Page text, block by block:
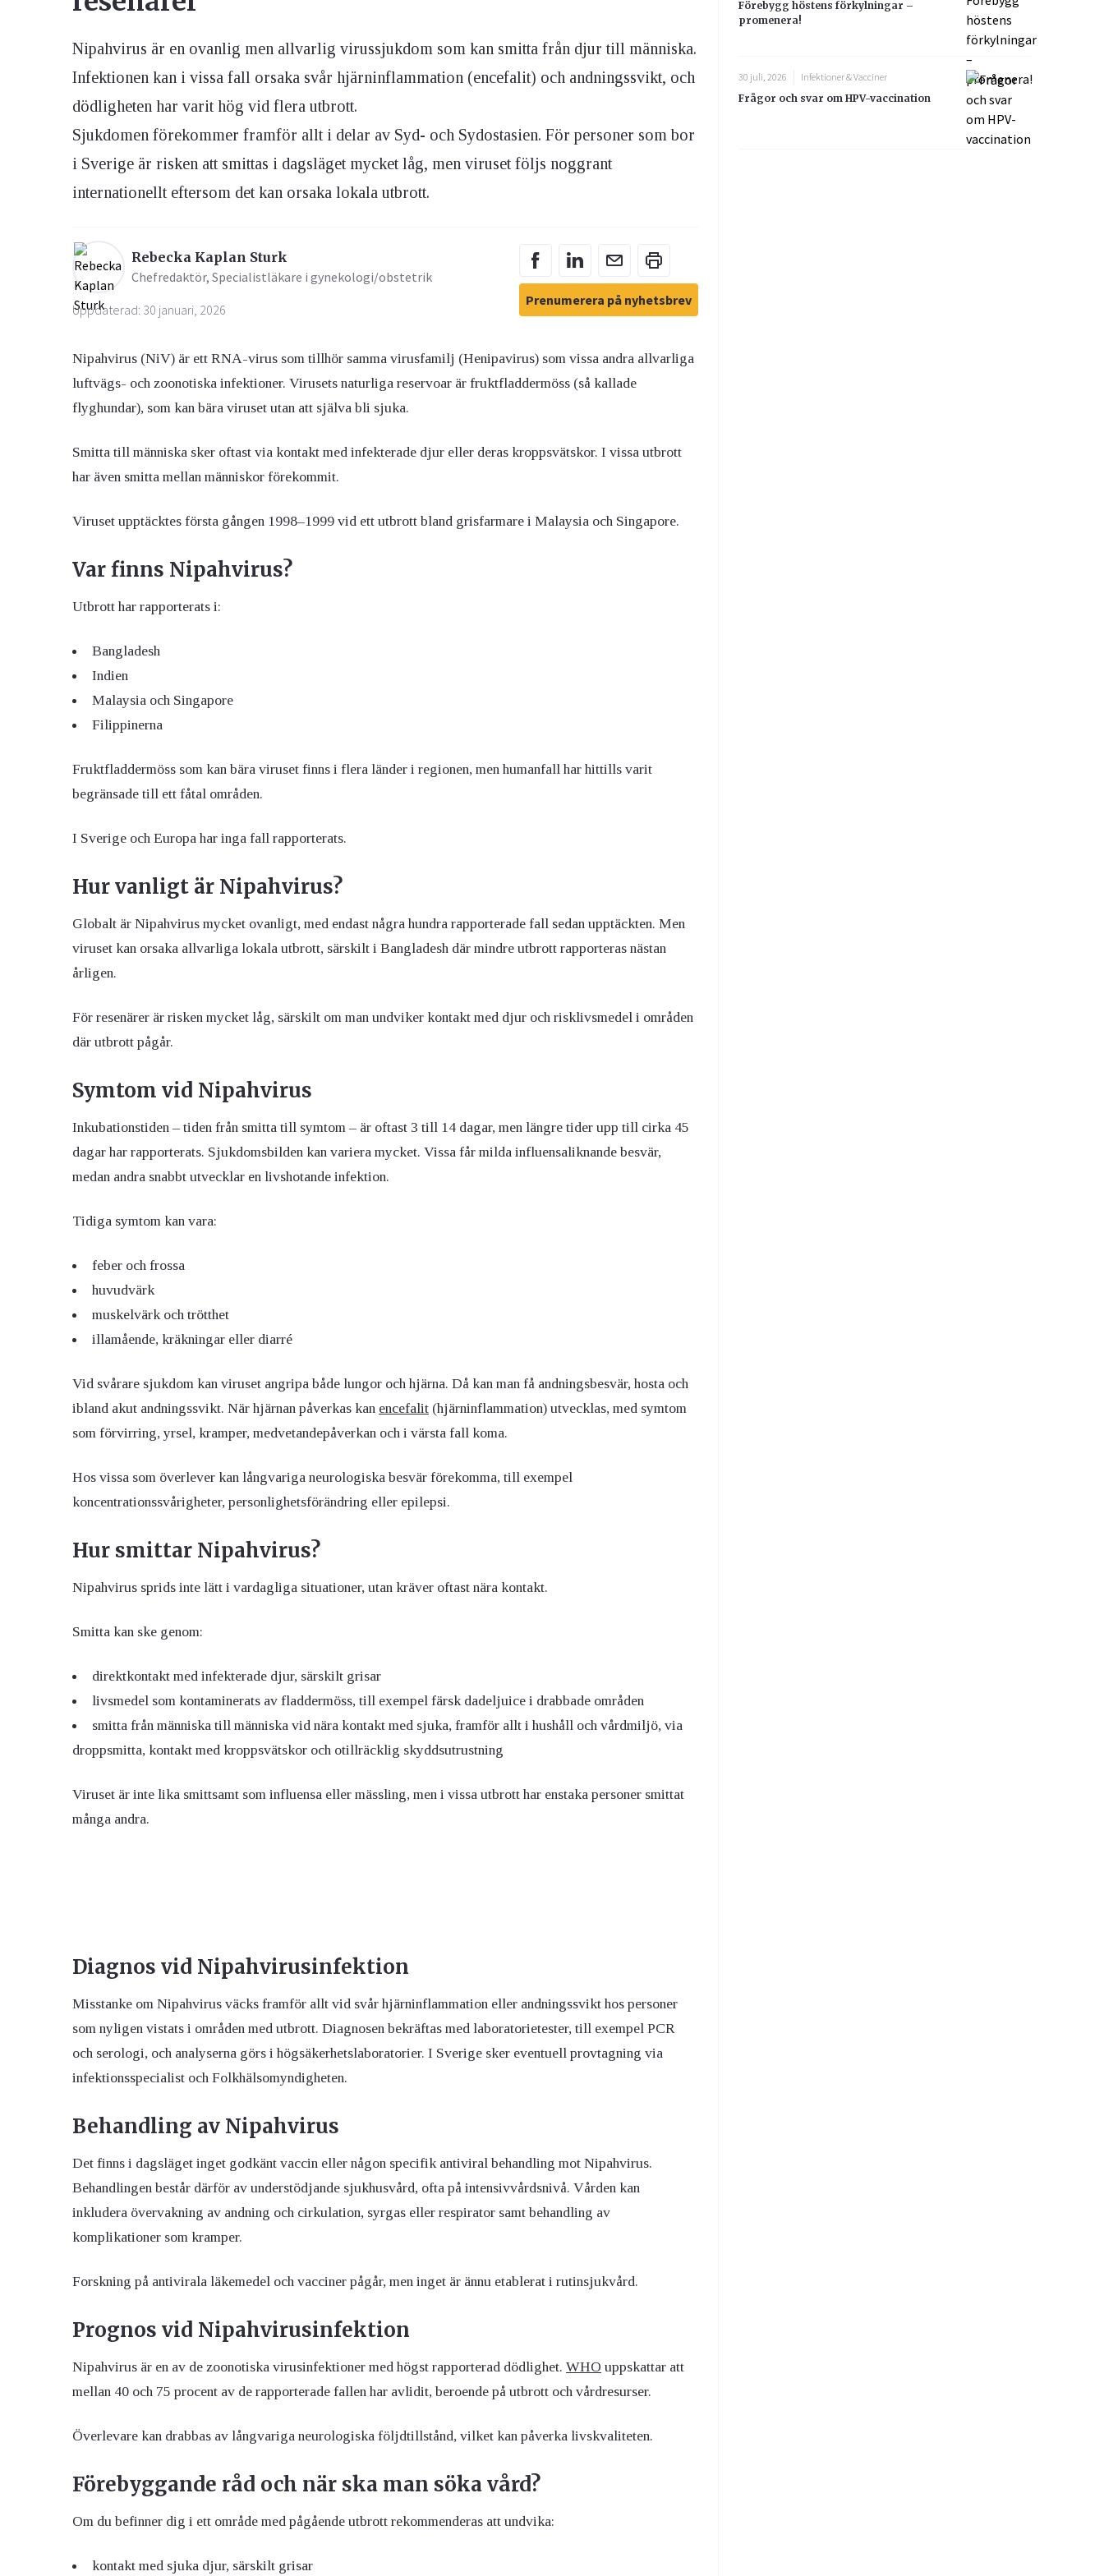
Ögon & Öron
Övervikt
Nipahvirus är en ovanlig men allvarlig virussjukdom som kan smitta från djur till människa.
Infektionen kan i vissa fall orsaka svår hjärninflammation (encefalit) och andningssvikt, och
dödligheten har varit hög vid flera utbrott.
Sjukdomen förekommer framför allt i delar av Syd- och Sydostasien. För personer som bor
i Sverige är risken att smittas i dagsläget mycket låg, men viruset följs noggrant
internationellt eftersom det kan orsaka lokala utbrott.
Rebecka Kaplan Sturk
Chefredaktör, Specialistläkare i gynekologi/obstetrik
Uppdaterad: 30 januari, 2026
Prenumerera på nyhetsbrev
Nipahvirus (NiV) är ett RNA-virus som tillhör samma virusfamilj (Henipavirus) som vissa andra allvarliga
luftvägs- och zoonotiska infektioner. Virusets naturliga reservoar är fruktfladdermöss (så kallade
flyghundar), som kan bära viruset utan att själva bli sjuka.
Smitta till människa sker oftast via kontakt med infekterade djur eller deras kroppsvätskor. I vissa utbrott
har även smitta mellan människor förekommit.
Viruset upptäcktes första gången 1998–1999 vid ett utbrott bland grisfarmare i Malaysia och Singapore.
Var finns Nipahvirus?
Utbrott har rapporterats i:
Bangladesh
Indien
Malaysia och Singapore
Filippinerna
Fruktfladdermöss som kan bära viruset finns i flera länder i regionen, men humanfall har hittills varit
begränsade till ett fåtal områden.
I Sverige och Europa har inga fall rapporterats.
Hur vanligt är Nipahvirus?
Globalt är Nipahvirus mycket ovanligt, med endast några hundra rapporterade fall sedan upptäckten. Men
viruset kan orsaka allvarliga lokala utbrott, särskilt i Bangladesh där mindre utbrott rapporteras nästan
årligen.
För resenärer är risken mycket låg, särskilt om man undviker kontakt med djur och risklivsmedel i områden
där utbrott pågår.
Symtom vid Nipahvirus
Inkubationstiden – tiden från smitta till symtom – är oftast 3 till 14 dagar, men längre tider upp till cirka 45
dagar har rapporterats. Sjukdomsbilden kan variera mycket. Vissa får milda influensaliknande besvär,
medan andra snabbt utvecklar en livshotande infektion.
Tidiga symtom kan vara:
feber och frossa
huvudvärk
muskelvärk och trötthet
illamående, kräkningar eller diarré
Vid svårare sjukdom kan viruset angripa både lungor och hjärna. Då kan man få andningsbesvär, hosta och
ibland akut andningssvikt. När hjärnan påverkas kan encefalit (hjärninflammation) utvecklas, med symtom
som förvirring, yrsel, kramper, medvetandepåverkan och i värsta fall koma.
Hos vissa som överlever kan långvariga neurologiska besvär förekomma, till exempel
koncentrationssvårigheter, personlighetsförändring eller epilepsi.
Hur smittar Nipahvirus?
Nipahvirus sprids inte lätt i vardagliga situationer, utan kräver oftast nära kontakt.
Smitta kan ske genom:
direktkontakt med infekterade djur, särskilt grisar
livsmedel som kontaminerats av fladdermöss, till exempel färsk dadeljuice i drabbade områden
smitta från människa till människa vid nära kontakt med sjuka, framför allt i hushåll och vårdmiljö, via
droppsmitta, kontakt med kroppsvätskor och otillräcklig skyddsutrustning
Viruset är inte lika smittsamt som influensa eller mässling, men i vissa utbrott har enstaka personer smittat
många andra.
Diagnos vid Nipahvirusinfektion
Misstanke om Nipahvirus väcks framför allt vid svår hjärninflammation eller andningssvikt hos personer
som nyligen vistats i områden med utbrott. Diagnosen bekräftas med laboratorietester, till exempel PCR
och serologi, och analyserna görs i högsäkerhetslaboratorier. I Sverige sker eventuell provtagning via
infektionsspecialist och Folkhälsomyndigheten.
Behandling av Nipahvirus
Det finns i dagsläget inget godkänt vaccin eller någon specifik antiviral behandling mot Nipahvirus.
Behandlingen består därför av understödjande sjukhusvård, ofta på intensivvårdsnivå. Vården kan
inkludera övervakning av andning och cirkulation, syrgas eller respirator samt behandling av
komplikationer som kramper.
Forskning på antivirala läkemedel och vacciner pågår, men inget är ännu etablerat i rutinsjukvård.
Prognos vid Nipahvirusinfektion
Nipahvirus är en av de zoonotiska virusinfektioner med högst rapporterad dödlighet. WHO uppskattar att
mellan 40 och 75 procent av de rapporterade fallen har avlidit, beroende på utbrott och vårdresurser.
Överlevare kan drabbas av långvariga neurologiska följdtillstånd, vilket kan påverka livskvaliteten.
Förebyggande råd och när ska man söka vård?
Om du befinner dig i ett område med pågående utbrott rekommenderas att undvika:
kontakt med sjuka djur, särskilt grisar
Förebygg höstens förkylningar –
promenera!
30 juli, 2026
Infektioner & Vacciner
Frågor och svar om HPV-vaccination